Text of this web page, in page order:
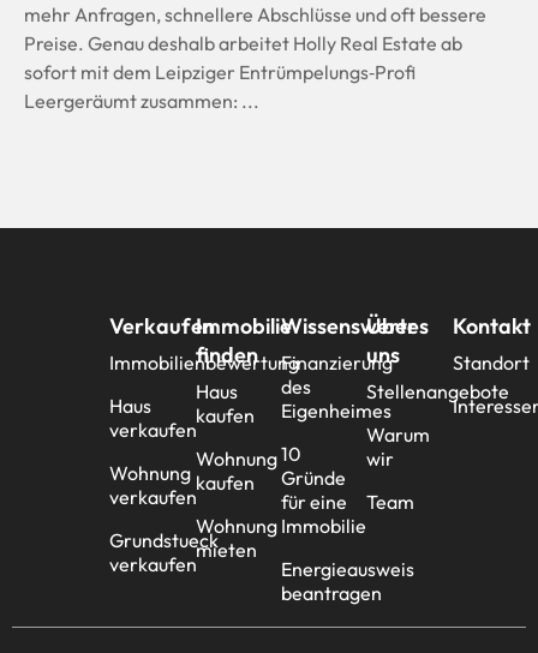
mehr Anfragen, schnellere Abschlüsse und oft bessere
Preise. Genau deshalb arbeitet Holly Real Estate ab
sofort mit dem Leipziger Entrümpelungs‑Profi
Leergeräumt zusammen: ...
Verkaufen
Immobilienbewertung
Haus
verkaufen
Wohnung
verkaufen
Grundstueck
verkaufen
Immobilie
finden
Haus
kaufen
Wohnung
kaufen
Wohnung
mieten
Wissenswertes
Finanzierung
des
Eigenheimes
10
Gründe
für eine
Immobilie
Energieausweis
beantragen
Über
uns
Stellenangebote
Warum
wir
Team
Kontakt
Standort